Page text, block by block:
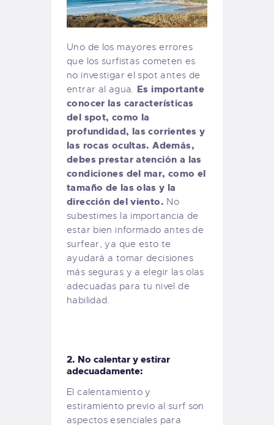
Uno de los mayores errores
que los surfistas cometen es
no investigar el spot antes de
entrar al agua. Es importante
conocer las características
del spot, como la
profundidad, las corrientes y
las rocas ocultas. Además,
debes prestar atención a las
condiciones del mar, como el
tamaño de las olas y la
dirección del viento. No
subestimes la importancia de
estar bien informado antes de
surfear, ya que esto te
ayudará a tomar decisiones
más seguras y a elegir las olas
adecuadas para tu nivel de
habilidad.
2. No calentar y estirar
adecuadamente:
El calentamiento y
estiramiento previo al surf son
aspectos esenciales para